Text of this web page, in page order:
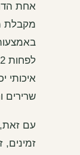
אחת
מקבלת
איכותי
שרירים
עם זאת,
זמינים,